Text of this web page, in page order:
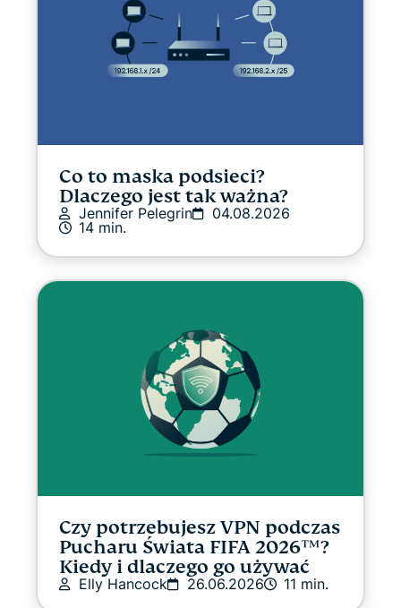
Przewodniki po VPN
Co to maska podsieci?
Dlaczego jest tak ważna?
Jennifer Pelegrin
04.08.2026
14 min.
Czy potrzebujesz VPN podczas
Pucharu Świata FIFA 2026™?
Kiedy i dlaczego go używać
Elly Hancock 26.06.2026 11 min.